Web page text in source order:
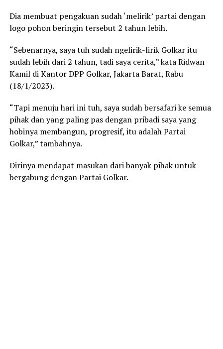
Dia membuat pengakuan sudah ‘melirik’ partai dengan
logo pohon beringin tersebut 2 tahun lebih.
“Sebenarnya, saya tuh sudah ngelirik-lirik Golkar itu
sudah lebih dari 2 tahun, tadi saya cerita,” kata Ridwan
Kamil di Kantor DPP Golkar, Jakarta Barat, Rabu
(18/1/2023).
“Tapi menuju hari ini tuh, saya sudah bersafari ke semua
pihak dan yang paling pas dengan pribadi saya yang
hobinya membangun, progresif, itu adalah Partai
Golkar,” tambahnya.
Dirinya mendapat masukan dari banyak pihak untuk
bergabung dengan Partai Golkar.